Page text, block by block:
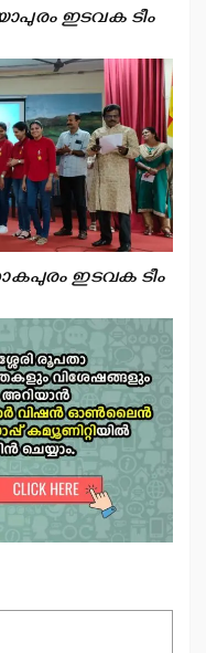
ഇടവക ടീം
ഇടവക ടീം